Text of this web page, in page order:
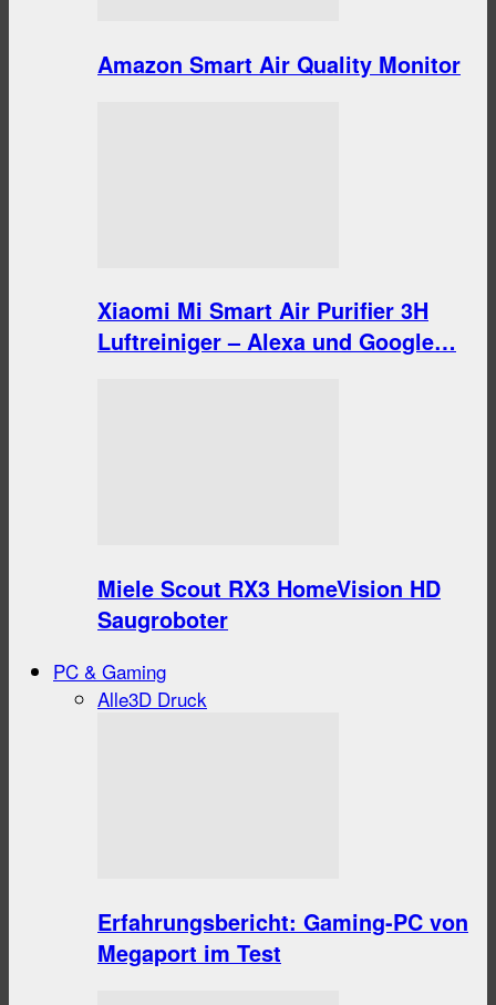
Amazon Smart Air Quality Monitor
Xiaomi Mi Smart Air Purifier 3H
Luftreiniger – Alexa und Google…
Miele Scout RX3 HomeVision HD
Saugroboter
PC & Gaming
Alle3D Druck
Erfahrungsbericht: Gaming-PC von
Megaport im Test